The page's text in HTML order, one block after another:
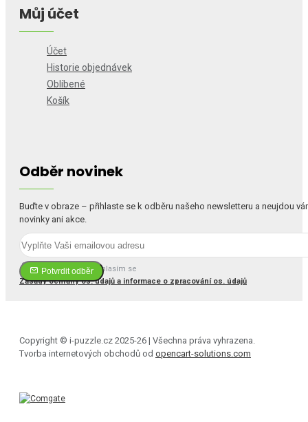
Můj účet
Účet
Historie objednávek
Oblíbené
Košík
Odběr novinek
Buďte v obraze – přihlaste se k odběru našeho newsletteru a neujdou
novinky ani akce.
Potvrdit odběr
Četl(a) jsem a souhlasím se
Zásady ochrany os. údajů a informace o zpracování os. údajů
Copyright © i-puzzle.cz 2025-26 | Všechna práva vyhrazena.
Tvorba internetových obchodů od opencart-solutions.com